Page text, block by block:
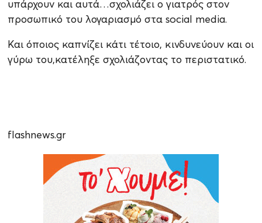
υπάρχουν και αυτά…σχολιάζει ο γιατρός στον
προσωπικό του λογαριασμό στα social media.
Και όποιος καπνίζει κάτι τέτοιο, κινδυνεύουν και οι
γύρω του,κατέληξε σχολιάζοντας το περιστατικό.
flashnews.gr